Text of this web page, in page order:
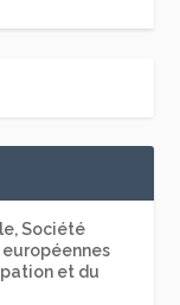
Société
et du